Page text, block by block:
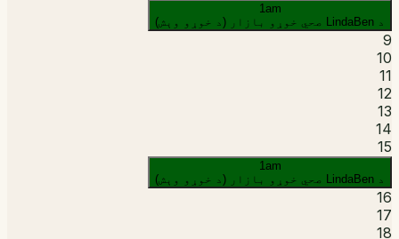
1am
د LindaBen صحي خوړو بازار (د خوړو وېش)
9
10
11
12
13
14
15
1am
د LindaBen صحي خوړو بازار (د خوړو وېش)
16
17
18